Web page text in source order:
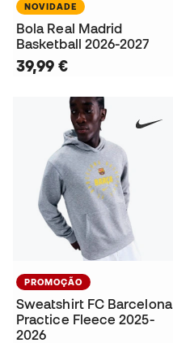
NOVIDADE
Bola Real Madrid
Basketball 2026-2027
39,99 €
PROMOÇÃO
Sweatshirt FC Barcelona
Practice Fleece 2025-
2026